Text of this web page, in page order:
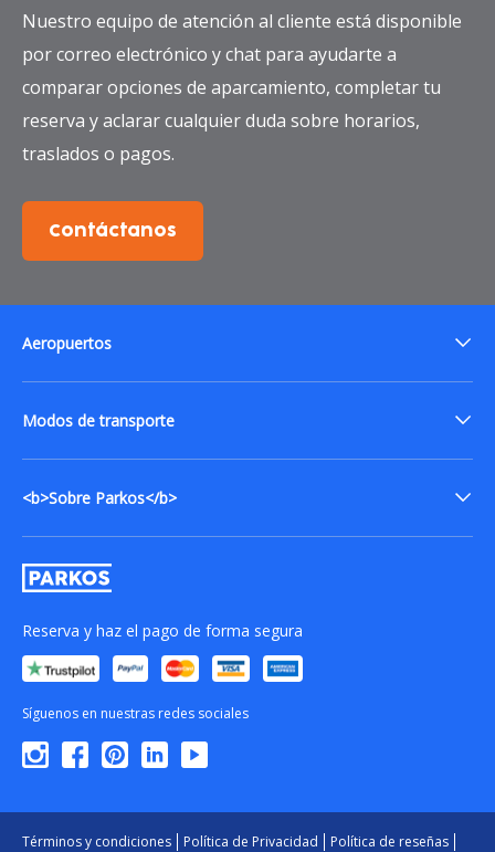
Nuestro equipo de atención al cliente está disponible
por correo electrónico y chat para ayudarte a
comparar opciones de aparcamiento, completar tu
reserva y aclarar cualquier duda sobre horarios,
traslados o pagos.
Contáctanos
Reserva y haz el pago de forma segura
Síguenos en nuestras redes sociales
Aeropuertos
Modos de transporte
<b>Sobre Parkos</b>
Términos y condiciones Política de Privacidad Política de reseñas